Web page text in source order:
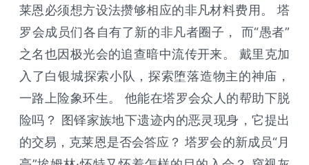
莱恩必须想方设法攒够相应的非凡材料费用。 塔
罗会成员们各自有了新的非凡者圈子， 而“愚者”
之名也因极光会的追查暗中流传开来。 戴里克加
入了白银城探索小队，探索堕落造物主的神庙，
一路上险象环生。 他能在塔罗会众人的帮助下脱
险吗？ 图铎家族地下遗迹内的恶灵现身，它提出
的交易，克莱恩是否会答应？ 塔罗会的新成员“月